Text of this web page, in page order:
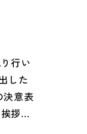
と
のト
く教
を踏
援す
男女
皆さ
行い
した
決意表
拶で
励の